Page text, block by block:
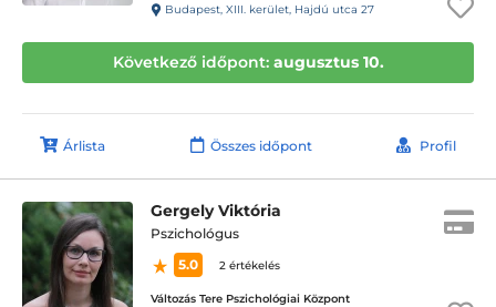
Budapest, XIII. kerület, Hajdú utca 27
Következő időpont: augusztus 10.
Árlista Összes időpont Profil
Gergely Viktória
Pszichológus
5.0
2 értékelés
Változás Tere Pszichológiai Központ